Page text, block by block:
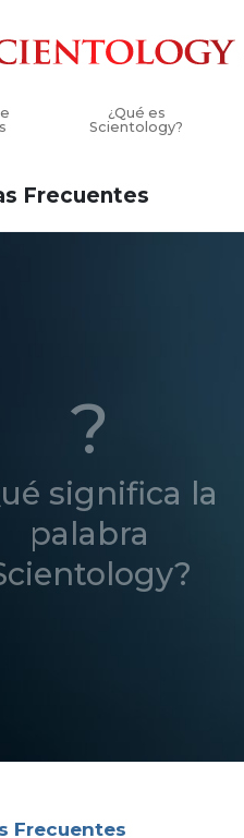
¿Qué es
Scientology?
Frecuentes
?
significa la
palabra
Frecuentes